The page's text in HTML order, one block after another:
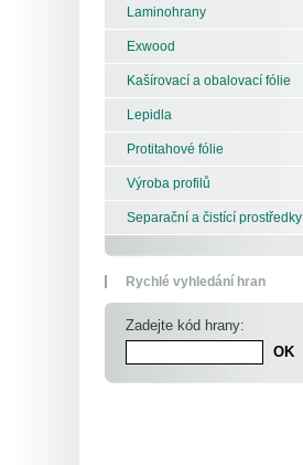
Laminohrany
Exwood
Kašírovací a obalovací fólie
Lepidla
Protitahové fólie
Výroba profilů
Separační a čistící prostředky
Rychlé vyhledání hran
Zadejte kód hrany: